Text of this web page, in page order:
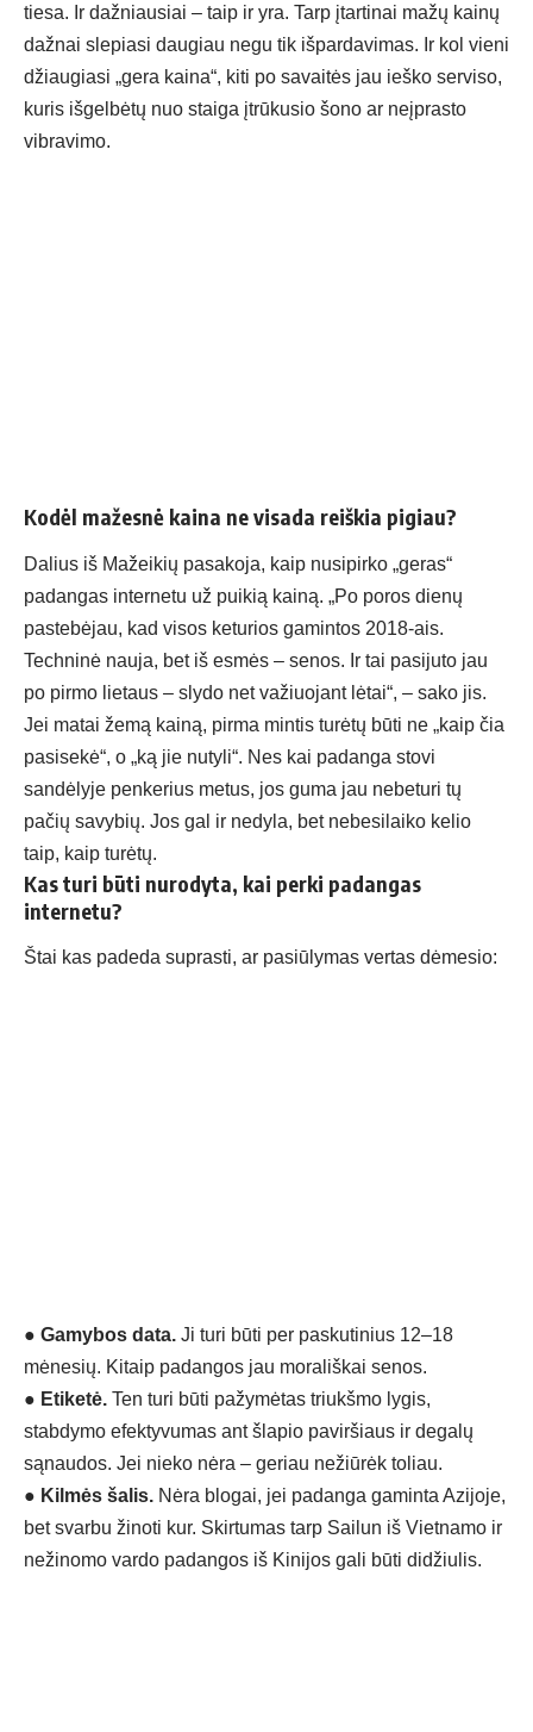
tiesa. Ir dažniausiai – taip ir yra. Tarp įtartinai mažų kainų
dažnai slepiasi daugiau negu tik išpardavimas. Ir kol vieni
džiaugiasi „gera kaina“, kiti po savaitės jau ieško serviso,
kuris išgelbėtų nuo staiga įtrūkusio šono ar neįprasto
vibravimo.
Kodėl mažesnė kaina ne visada reiškia pigiau?
Dalius iš Mažeikių pasakoja, kaip nusipirko „geras“
padangas internetu už puikią kainą. „Po poros dienų
pastebėjau, kad visos keturios gamintos 2018-ais.
Techninė nauja, bet iš esmės – senos. Ir tai pasijuto jau
po pirmo lietaus – slydo net važiuojant lėtai“, – sako jis.
Jei matai žemą kainą, pirma mintis turėtų būti ne „kaip čia
pasisekė“, o „ką jie nutyli“. Nes kai padanga stovi
sandėlyje penkerius metus, jos guma jau nebeturi tų
pačių savybių. Jos gal ir nedyla, bet nebesilaiko kelio
taip, kaip turėtų.
Kas turi būti nurodyta, kai perki padangas
internetu?
Štai kas padeda suprasti, ar pasiūlymas vertas dėmesio:
● Gamybos data. Ji turi būti per paskutinius 12–18
mėnesių. Kitaip padangos jau morališkai senos.
● Etiketė. Ten turi būti pažymėtas triukšmo lygis,
stabdymo efektyvumas ant šlapio paviršiaus ir degalų
sąnaudos. Jei nieko nėra – geriau nežiūrėk toliau.
● Kilmės šalis. Nėra blogai, jei padanga gaminta Azijoje,
bet svarbu žinoti kur. Skirtumas tarp Sailun iš Vietnamo ir
nežinomo vardo padangos iš Kinijos gali būti didžiulis.